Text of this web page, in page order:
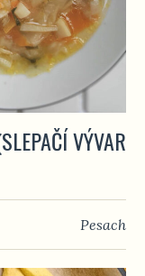
VÝVAR
Pesach